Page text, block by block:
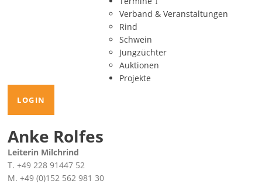
Verband & Veranstaltungen
Rind
Schwein
Jungzüchter
Auktionen
Projekte
LOGIN
Anke Rolfes
Leiterin Milchrind
T. +49 228 91447 52
M. +49 (0)152 562 981 30